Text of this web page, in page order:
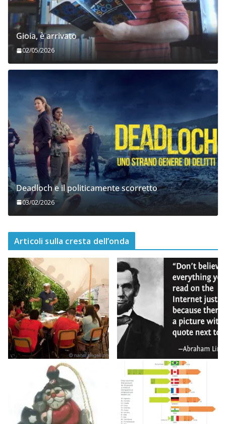
Gioia, è arrivato
02/05/2026
Deadloch e il politicamente scorretto
03/02/2026
Articoli sulla cresta dell’onda